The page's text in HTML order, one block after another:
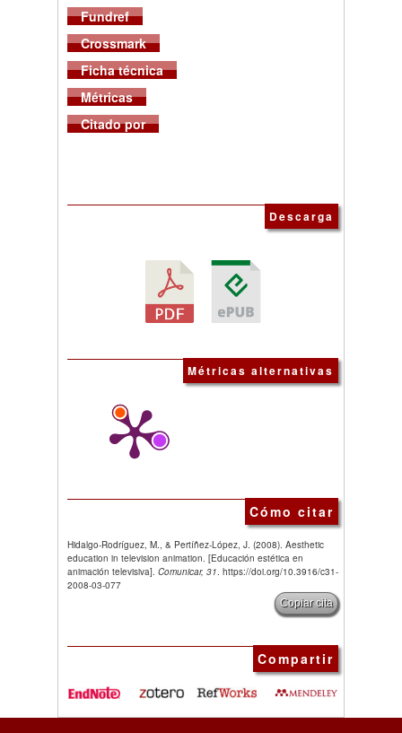
Fundref
Crossmark
Ficha técnica
Métricas
Citado por
Descarga
Métricas alternativas
Cómo citar
Hidalgo-Rodríguez, M., & Pertíñez-López, J. (2008). Aesthetic
education in television animation. [Educación estética en
animación televisiva]. Comunicar, 31. https://doi.org/10.3916/c31-
2008-03-077
Copiar cita
Compartir